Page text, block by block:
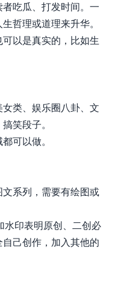
吃瓜、打发时间。一
哲理或道理来升华。
以是真实的，比如生
类、娱乐圈八卦、文
笑段子。
可以做。
系列，需要有绘图或
水印表明原创、二创必
己创作，加入其他的